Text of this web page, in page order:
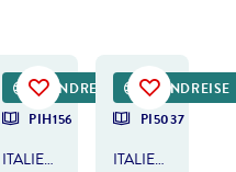
RUNDREISE
PIH156
ITALIEN - GARDASEE
RUNDREISE
PI5037
ITALIEN - BOZEN-GARDASEE-VENEDIG